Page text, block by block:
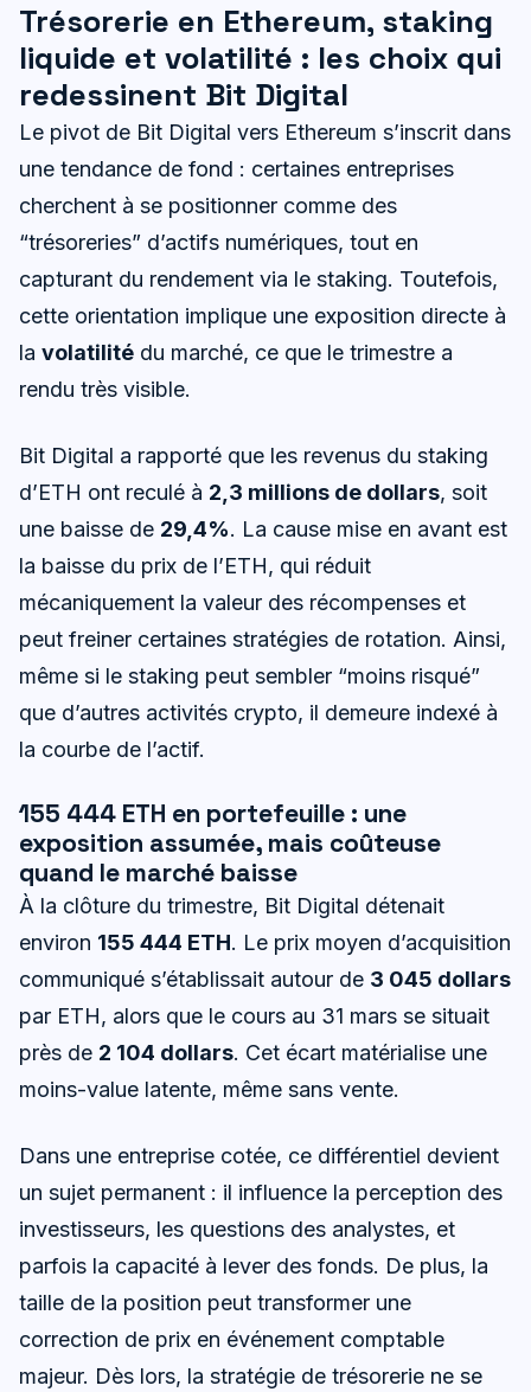
Trésorerie en Ethereum, staking
liquide et volatilité : les choix qui
redessinent Bit Digital
Le pivot de Bit Digital vers Ethereum s’inscrit dans
une tendance de fond : certaines entreprises
cherchent à se positionner comme des
“trésoreries” d’actifs numériques, tout en
capturant du rendement via le staking. Toutefois,
cette orientation implique une exposition directe à
la volatilité du marché, ce que le trimestre a
rendu très visible.
Bit Digital a rapporté que les revenus du staking
d’ETH ont reculé à 2,3 millions de dollars, soit
une baisse de 29,4%. La cause mise en avant est
la baisse du prix de l’ETH, qui réduit
mécaniquement la valeur des récompenses et
peut freiner certaines stratégies de rotation. Ainsi,
même si le staking peut sembler “moins risqué”
que d’autres activités crypto, il demeure indexé à
la courbe de l’actif.
155 444 ETH en portefeuille : une
exposition assumée, mais coûteuse
quand le marché baisse
À la clôture du trimestre, Bit Digital détenait
environ 155 444 ETH. Le prix moyen d’acquisition
communiqué s’établissait autour de 3 045 dollars
par ETH, alors que le cours au 31 mars se situait
près de 2 104 dollars. Cet écart matérialise une
moins-value latente, même sans vente.
Dans une entreprise cotée, ce différentiel devient
un sujet permanent : il influence la perception des
investisseurs, les questions des analystes, et
parfois la capacité à lever des fonds. De plus, la
taille de la position peut transformer une
correction de prix en événement comptable
majeur. Dès lors, la stratégie de trésorerie ne se